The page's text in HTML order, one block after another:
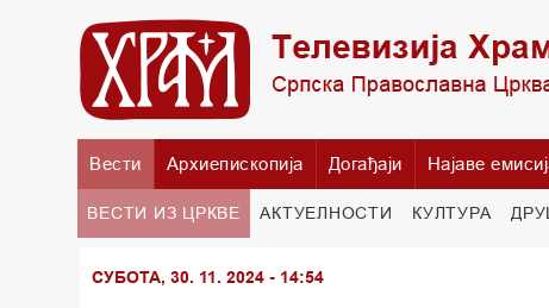
Вести Архиепископија Догађаји Најаве
ВЕСТИ ИЗ ЦРКВЕ АКТУЕЛНОСТИ КУЛТУРА
СУБОТА, 30. 11. 2024 - 14:54